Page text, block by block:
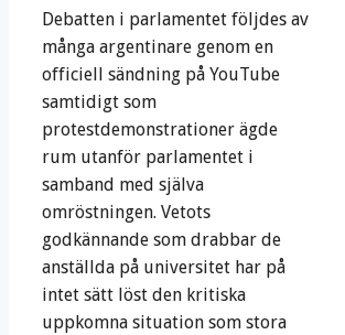
Debatten i parlamentet följdes av
många argentinare genom en
officiell sändning på YouTube
samtidigt som
protestdemonstrationer ägde
rum utanför parlamentet i
samband med själva
omröstningen. Vetots
godkännande som drabbar de
anställda på universitet har på
intet sätt löst den kritiska
uppkomna situation som stora